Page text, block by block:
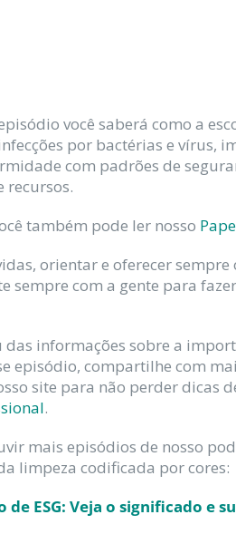
você saberá como a
por bactérias e vírus,
com padrões de
recursos.
também pode ler nosso
orientar e oferecer
sempre com a gente para
das informações sobre a
episódio, compartilhe com
site para não perder dicas
.
mais episódios de nosso
limpeza codificada por cores:
de ESG: Veja o significado e